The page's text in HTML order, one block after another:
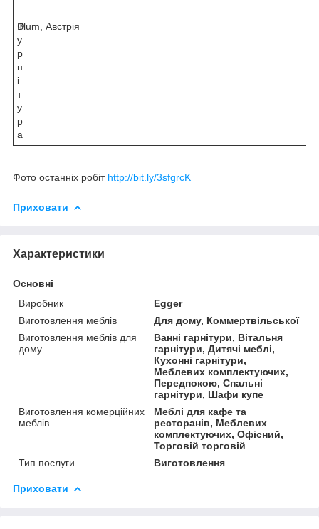
Ф
у
р
н
і
т
у
р
а
Blum, Австрія
Фото останніх робіт http://bit.ly/3sfgrcK
Приховати
Характеристики
Основні
Виробник
Egger
Виготовлення меблів
Для дому, Коммертвільської
Виготовлення меблів для
дому
Ванні гарнітури, Вітальня
гарнітури, Дитячі меблі,
Кухонні гарнітури,
Меблевих комплектуючих,
Передпокою, Спальні
гарнітури, Шафи купе
Виготовлення комерційних
меблів
Меблі для кафе та
ресторанів, Меблевих
комплектуючих, Офісний,
Торговій торговій
Тип послуги
Виготовлення
Приховати